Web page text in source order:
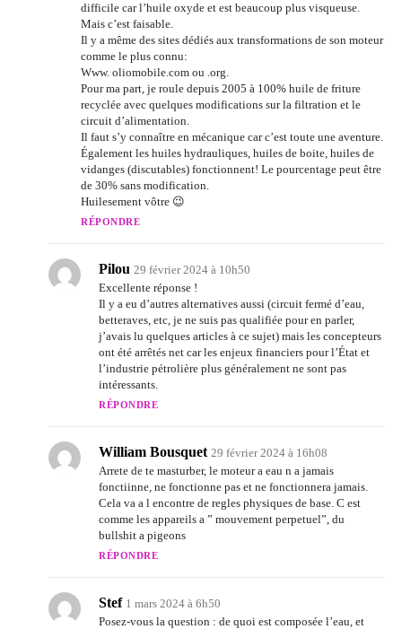
difficile car l’huile oxyde et est beaucoup plus visqueuse.
Mais c’est faisable.
Il y a même des sites dédiés aux transformations de son moteur
comme le plus connu:
Www. oliomobile.com ou .org.
Pour ma part, je roule depuis 2005 à 100% huile de friture
recyclée avec quelques modifications sur la filtration et le
circuit d’alimentation.
Il faut s’y connaître en mécanique car c’est toute une aventure.
Également les huiles hydrauliques, huiles de boite, huiles de
vidanges (discutables) fonctionnent! Le pourcentage peut être
de 30% sans modification.
Huilesement vôtre 😉
RÉPONDRE
Pilou 29 février 2024 à 10h50
Excellente réponse !
Il y a eu d’autres alternatives aussi (circuit fermé d’eau,
betteraves, etc, je ne suis pas qualifiée pour en parler,
j’avais lu quelques articles à ce sujet) mais les concepteurs
ont été arrêtés net car les enjeux financiers pour l’État et
l’industrie pétrolière plus généralement ne sont pas
intéressants.
RÉPONDRE
William Bousquet 29 février 2024 à 16h08
Arrete de te masturber, le moteur a eau n a jamais
fonctiinne, ne fonctionne pas et ne fonctionnera jamais.
Cela va a l encontre de regles physiques de base. C est
comme les appareils a ” mouvement perpetuel”, du
bullshit a pigeons
RÉPONDRE
Stef 1 mars 2024 à 6h50
Posez-vous la question : de quoi est composée l’eau, et